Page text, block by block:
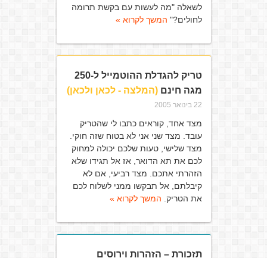
לשאלה "מה לעשות עם בקשת תרומה
לחולים?" המשך לקרוא »
טריק להגדלת ההוטמייל ל-250
מגה חינם(המלצה - לכאן ולכאן)
22 בינואר 2005
מצד אחד, קוראים כתבו לי שהטריק
עובד. מצד שני אני לא בטוח שזה חוקי.
מצד שלישי, טעות שלכם יכולה למחוק
לכם את תא הדואר, אז אל תגידו שלא
הזהרתי אתכם. מצד רביעי, אם לא
קיבלתם, אל תבקשו ממני לשלוח לכם
את הטריק. המשך לקרוא »
תזכורת – הזהרות וירוסים